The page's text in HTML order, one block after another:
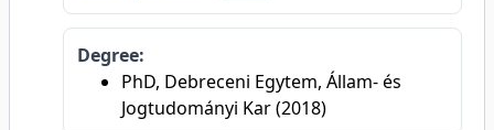
Degree:
PhD, Debreceni Egytem, Állam- és
Jogtudományi Kar (2018)